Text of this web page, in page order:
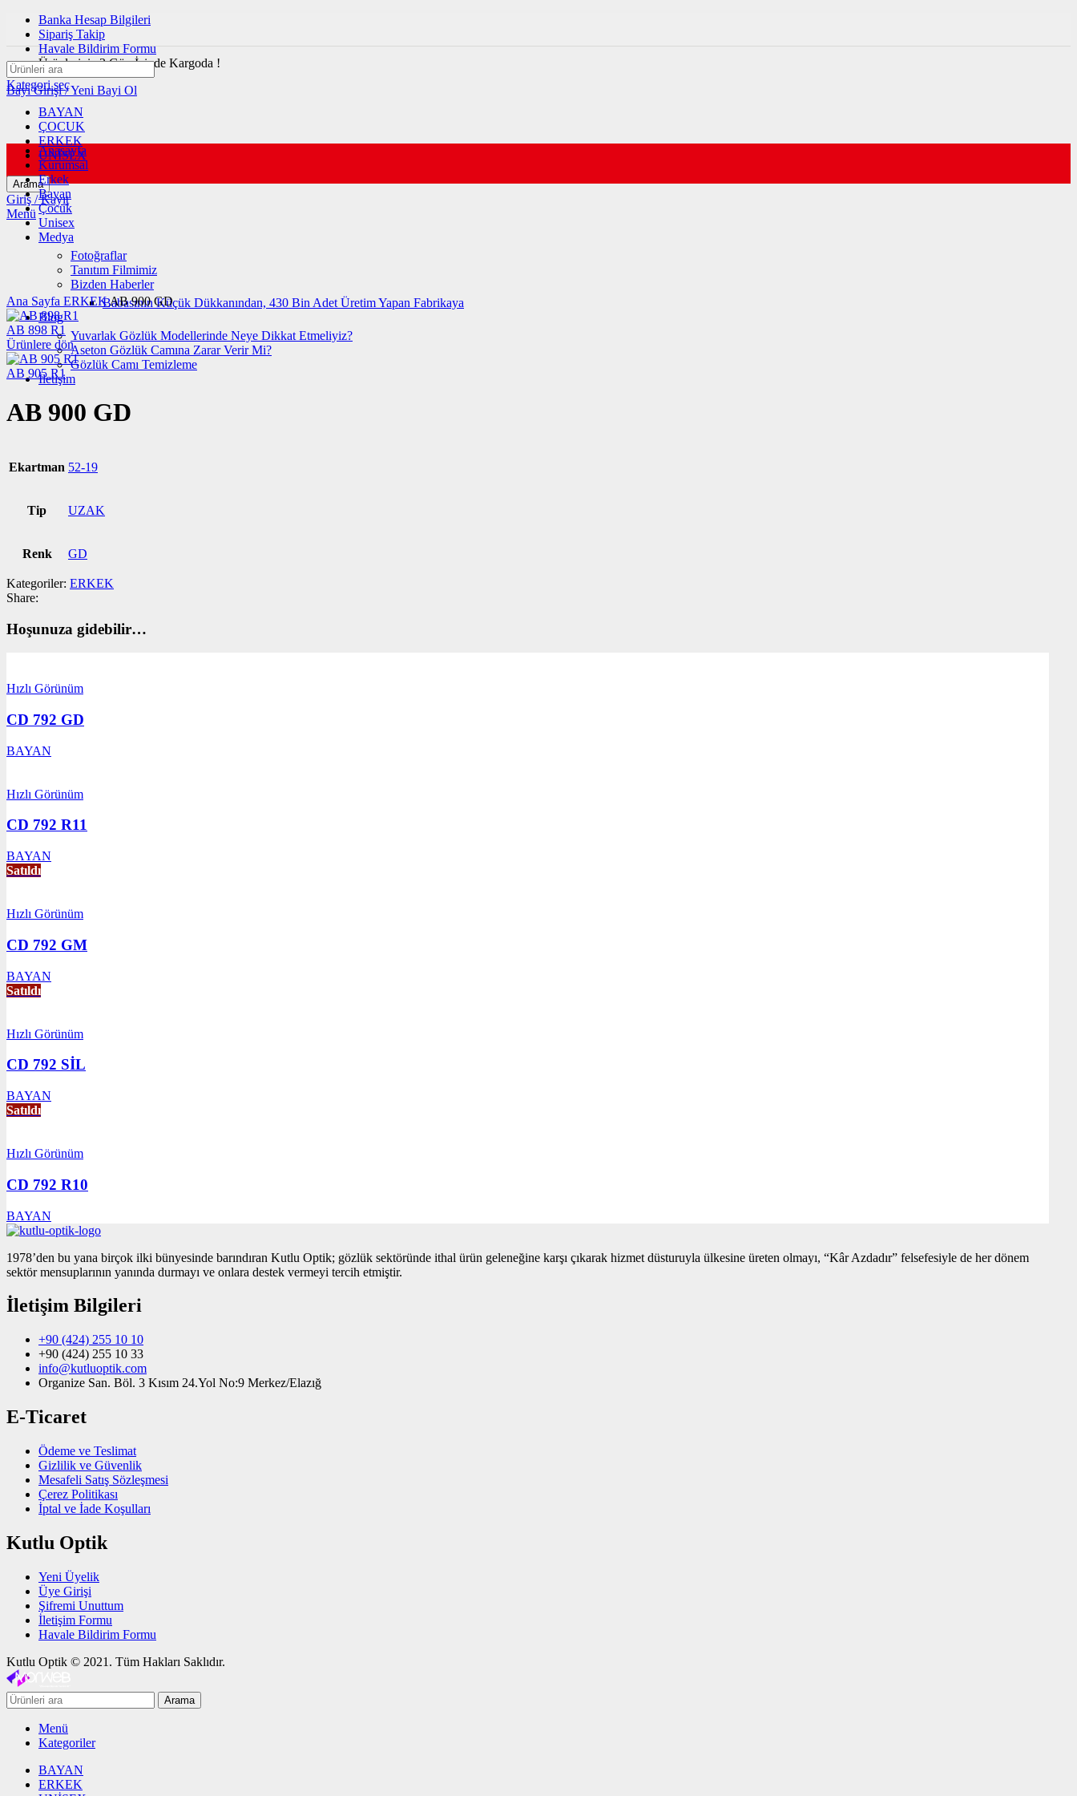
Banka Hesap Bilgileri
Sipariş Takip
Havale Bildirim Formu
Ürünleriniz 3 Gün İçinde Kargoda !
Bayi Girişi / Yeni Bayi Ol
Kategori seç
BAYAN
ÇOCUK
ERKEK
UNİSEX
Arama
Giriş / Kayıt
Menü
Anasayfa
Kurumsal
Erkek
Bayan
Çocuk
Unisex
Medya
Fotoğraflar
Tanıtım Filmimiz
Bizden Haberler
Babasının Küçük Dükkanından, 430 Bin Adet Üretim Yapan Fabrikaya
Blog
Yuvarlak Gözlük Modellerinde Neye Dikkat Etmeliyiz?
Aseton Gözlük Camına Zarar Verir Mi?
Gözlük Camı Temizleme
İletişim
Büyütmek için tıklayın
Ana Sayfa ERKEKAB 900 GD
AB 898 R1
Ürünlere dön
AB 905 R1
AB 900 GD
Ekartman 52-19
Tip UZAK
Renk GD
Kategoriler: ERKEK
Share:
Hoşunuza gidebilir…
Hızlı Görünüm
CD 792 GD
BAYAN
Hızlı Görünüm
CD 792 R11
BAYAN
Satıldı
Hızlı Görünüm
CD 792 GM
BAYAN
Satıldı
Hızlı Görünüm
CD 792 SİL
BAYAN
Satıldı
Hızlı Görünüm
CD 792 R10
BAYAN
1978’den bu yana birçok ilki bünyesinde barındıran Kutlu Optik; gözlük sektöründe ithal ürün geleneğine karşı çıkarak hizmet düsturuyla ülkesine üreten olmayı, “Kâr Azdadır” felsefesiyle de her dönem
sektör mensuplarının yanında durmayı ve onlara destek vermeyi tercih etmiştir.
İletişim Bilgileri
+90 (424) 255 10 10
+90 (424) 255 10 33
info@kutluoptik.com
Organize San. Böl. 3 Kısım 24.Yol No:9 Merkez/Elazığ
E-Ticaret
Ödeme ve Teslimat
Gizlilik ve Güvenlik
Mesafeli Satış Sözleşmesi
Çerez Politikası
İptal ve İade Koşulları
Kutlu Optik
Yeni Üyelik
Üye Girişi
Şifremi Unuttum
İletişim Formu
Havale Bildirim Formu
Kutlu Optik © 2021. Tüm Hakları Saklıdır.
Arama
Menü
Kategoriler
BAYAN
ERKEK